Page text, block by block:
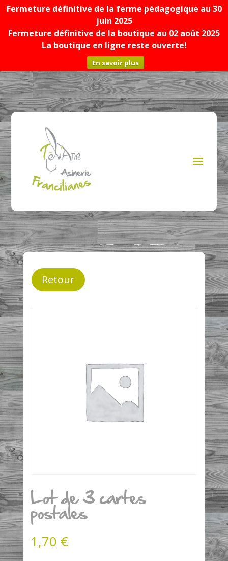
Fermeture définitive de la ferme pédagogique au 30
juin 2025
Fermeture définitive de la boutique au 02 août 2025
La boutique en ligne reste ouverte!
En savoir plus
Retour
Lot de 3 cartes
postales
1,70 €